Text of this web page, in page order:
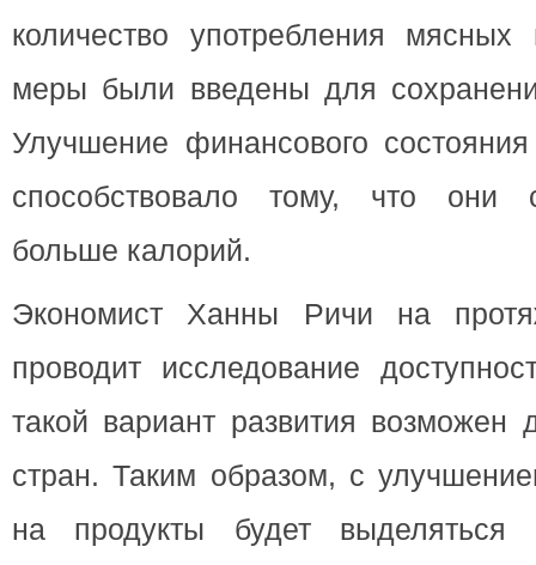
количество употребления
меры были введены для
Улучшение финансового
способствовало тому, что они
больше калорий.
Экономист Ханны Ричи на
проводит исследование
такой вариант развития возможен
стран. Таким образом, с
на продукты будет